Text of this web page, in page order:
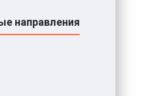
направления